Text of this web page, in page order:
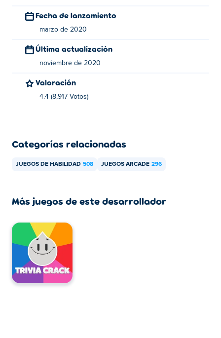
Fecha de lanzamiento
marzo de 2020
Última actualización
noviembre de 2020
Valoración
4.4 (8,917 Votos)
Categorías relacionadas
JUEGOS DE HABILIDAD 508 JUEGOS ARCADE 296
Más juegos de este desarrollador